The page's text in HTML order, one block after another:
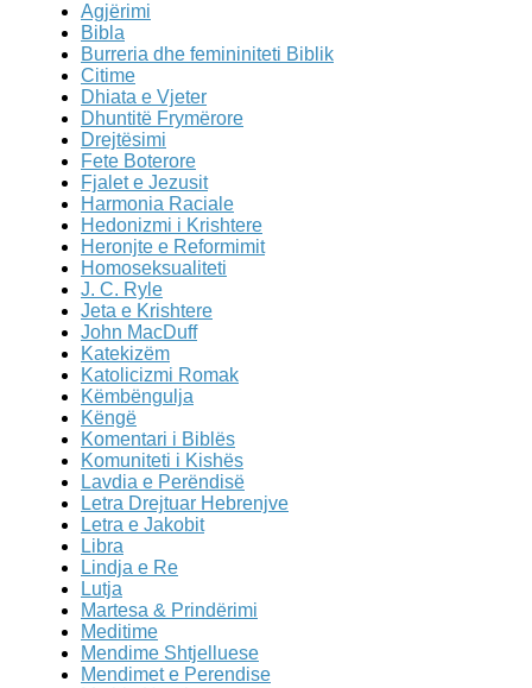
Agjërimi
Bibla
Burreria dhe femininiteti Biblik
Citime
Dhiata e Vjeter
Dhuntitë Frymërore
Drejtësimi
Fete Boterore
Fjalet e Jezusit
Harmonia Raciale
Hedonizmi i Krishtere
Heronjte e Reformimit
Homoseksualiteti
J. C. Ryle
Jeta e Krishtere
John MacDuff
Katekizëm
Katolicizmi Romak
Këmbëngulja
Këngë
Komentari i Biblës
Komuniteti i Kishës
Lavdia e Perëndisë
Letra Drejtuar Hebrenjve
Letra e Jakobit
Libra
Lindja e Re
Lutja
Martesa & Prindërimi
Meditime
Mendime Shtjelluese
Mendimet e Perendise